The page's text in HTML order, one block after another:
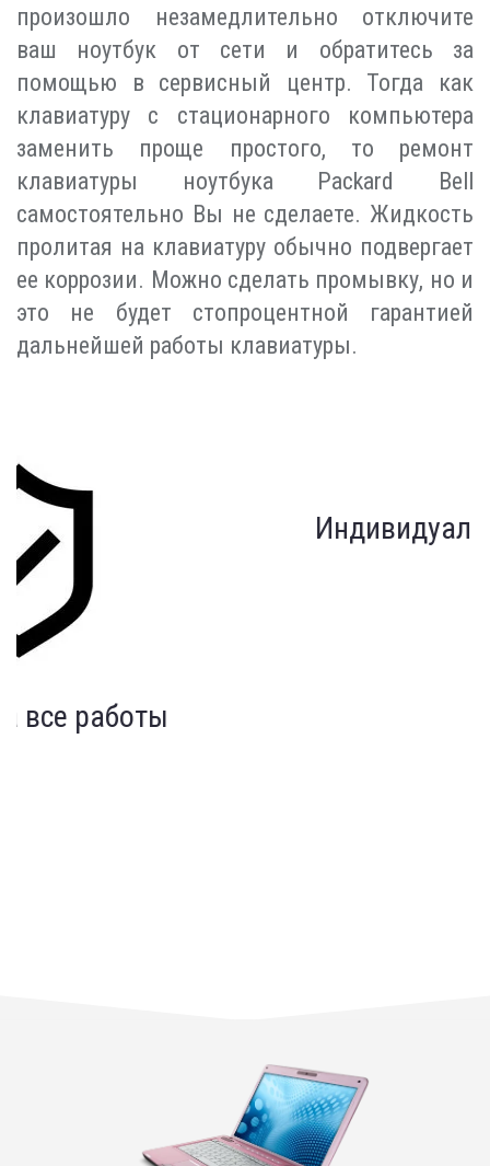
произошло незамедлительно отключите
ваш ноутбук от сети и обратитесь за
помощью в сервисный центр. Тогда как
клавиатуру с стационарного компьютера
заменить проще простого, то ремонт
клавиатуры ноутбука Packard Bell
самостоятельно Вы не сделаете. Жидкость
пролитая на клавиатуру обычно подвергает
ее коррозии. Можно сделать промывку, но и
это не будет стопроцентной гарантией
дальнейшей работы клавиатуры.
Индивидуальный подход